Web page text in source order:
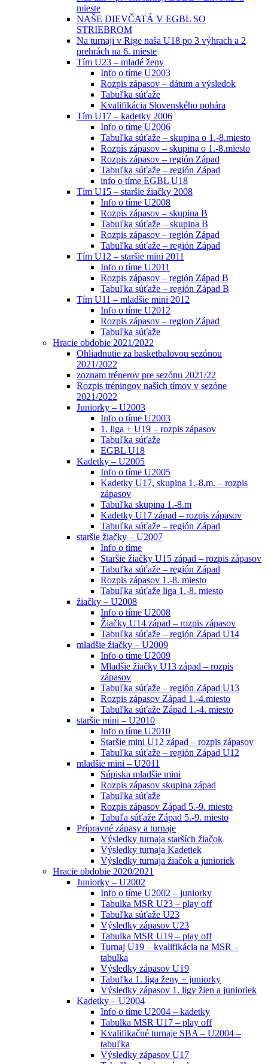
mieste
NAŠE DIEVČATÁ V EGBL SO
STRIEBROM
Na turnaji v Rige naša U18 po 3 výhrach a 2
prehrách na 6. mieste
Tím U23 – mladé ženy
Info o tíme U2003
Rozpis zápasov – dátum a výsledok
Tabuľka súťaže
Kvalifikácia Slovenského pohára
Tím U17 – kadetky 2006
Info o tíme U2006
Tabuľka súťaže – skupina o 1.-8.miesto
Rozpis zápasov – skupina o 1.-8.miesto
Rozpis zápasov – región Západ
Tabuľka súťaže – región Západ
info o tíme EGBL U18
Tím U15 – staršie žiačky 2008
Info o tíme U2008
Rozpis zápasov – skupina B
Tabuľka súťaže – skupina B
Rozpis zápasov – región Západ
Tabuľka súťaže – región Západ
Tím U12 – staršie mini 2011
Info o tíme U2011
Rozpis zápasov – región Západ B
Tabuľka súťaže – región Západ B
Tím U11 – mladšie mini 2012
Info o tíme U2012
Rozpis zápasov – region Západ
Tabuľka súťaže
Hracie obdobie 2021/2022
Ohliadnutie za basketbalovou sezónou
2021/2022
zoznam trénerov pre sezónu 2021/22
Rozpis tréningov naších tímov v sezóne
2021/2022
Juniorky – U2003
Info o tíme U2003
1. liga + U19 – rozpis zápasov
Tabuľka súťaže
EGBL U18
Kadetky – U2005
Info o tíme U2005
Kadetky U17, skupina 1.-8.m. – rozpis
zápasov
Tabuľka skupina 1.-8.m
Kadetky U17 západ – rozpis zápasov
Tabuľka súťaže – región Západ
staršie žiačky – U2007
Info o tíme
Staršie žiačky U15 západ – rozpis zápasov
Tabuľka súťaže – región Západ
Rozpis zápasov 1.-8. miesto
Tabuľka súťaže liga 1.-8. miesto
žiačky – U2008
Info o tíme U2008
Žiačky U14 západ – rozpis zápasov
Tabuľka súťaže – región Západ U14
mladšie žiačky – U2009
Info o tíme U2009
Mladšie žiačky U13 západ – rozpis
zápasov
Tabuľka súťaže – región Západ U13
Rozpis zápasov Západ 1.-4.miesto
Tabuľka súťaže Západ 1.-4. miesto
staršie mini – U2010
Info o tíme U2010
Staršie mini U12 západ – rozpis zápasov
Tabuľka súťaže – región Západ U12
mladšie mini – U2011
Súpiska mladšie mini
Rozpis zápasov skupina západ
Tabuľka súťaže
Rozpis zápasov Západ 5.-9. miesto
Tabuľa súťaže Západ 5.-9. miesto
Prípravné zápasy a turnaje
Výsledky turnaja starších žiačok
Výsledky turnaja Kadetiek
Výsledky turnaja žiačok a junioriek
Hracie obdobie 2020/2021
Juniorky – U2002
Info o tíme U2002 – juniorky
Tabulka MSR U23 – play off
Tabuľka súťaže U23
Výsledky zápasov U23
Tabulka MSR U19 – play off
Turnaj U19 – kvalifikácia na MSR –
tabulka
Výsledky zápasov U19
Tabuľka 1. liga ženy + juniorky
Výsledky zápasov 1. ligy žien a junioriek
Kadetky – U2004
Info o tíme U2004 – kadetky
Tabulka MSR U17 – play off
Kvalifikačné turnaje SBA – U2004 –
tabuľka
Výsledky zápasov U17